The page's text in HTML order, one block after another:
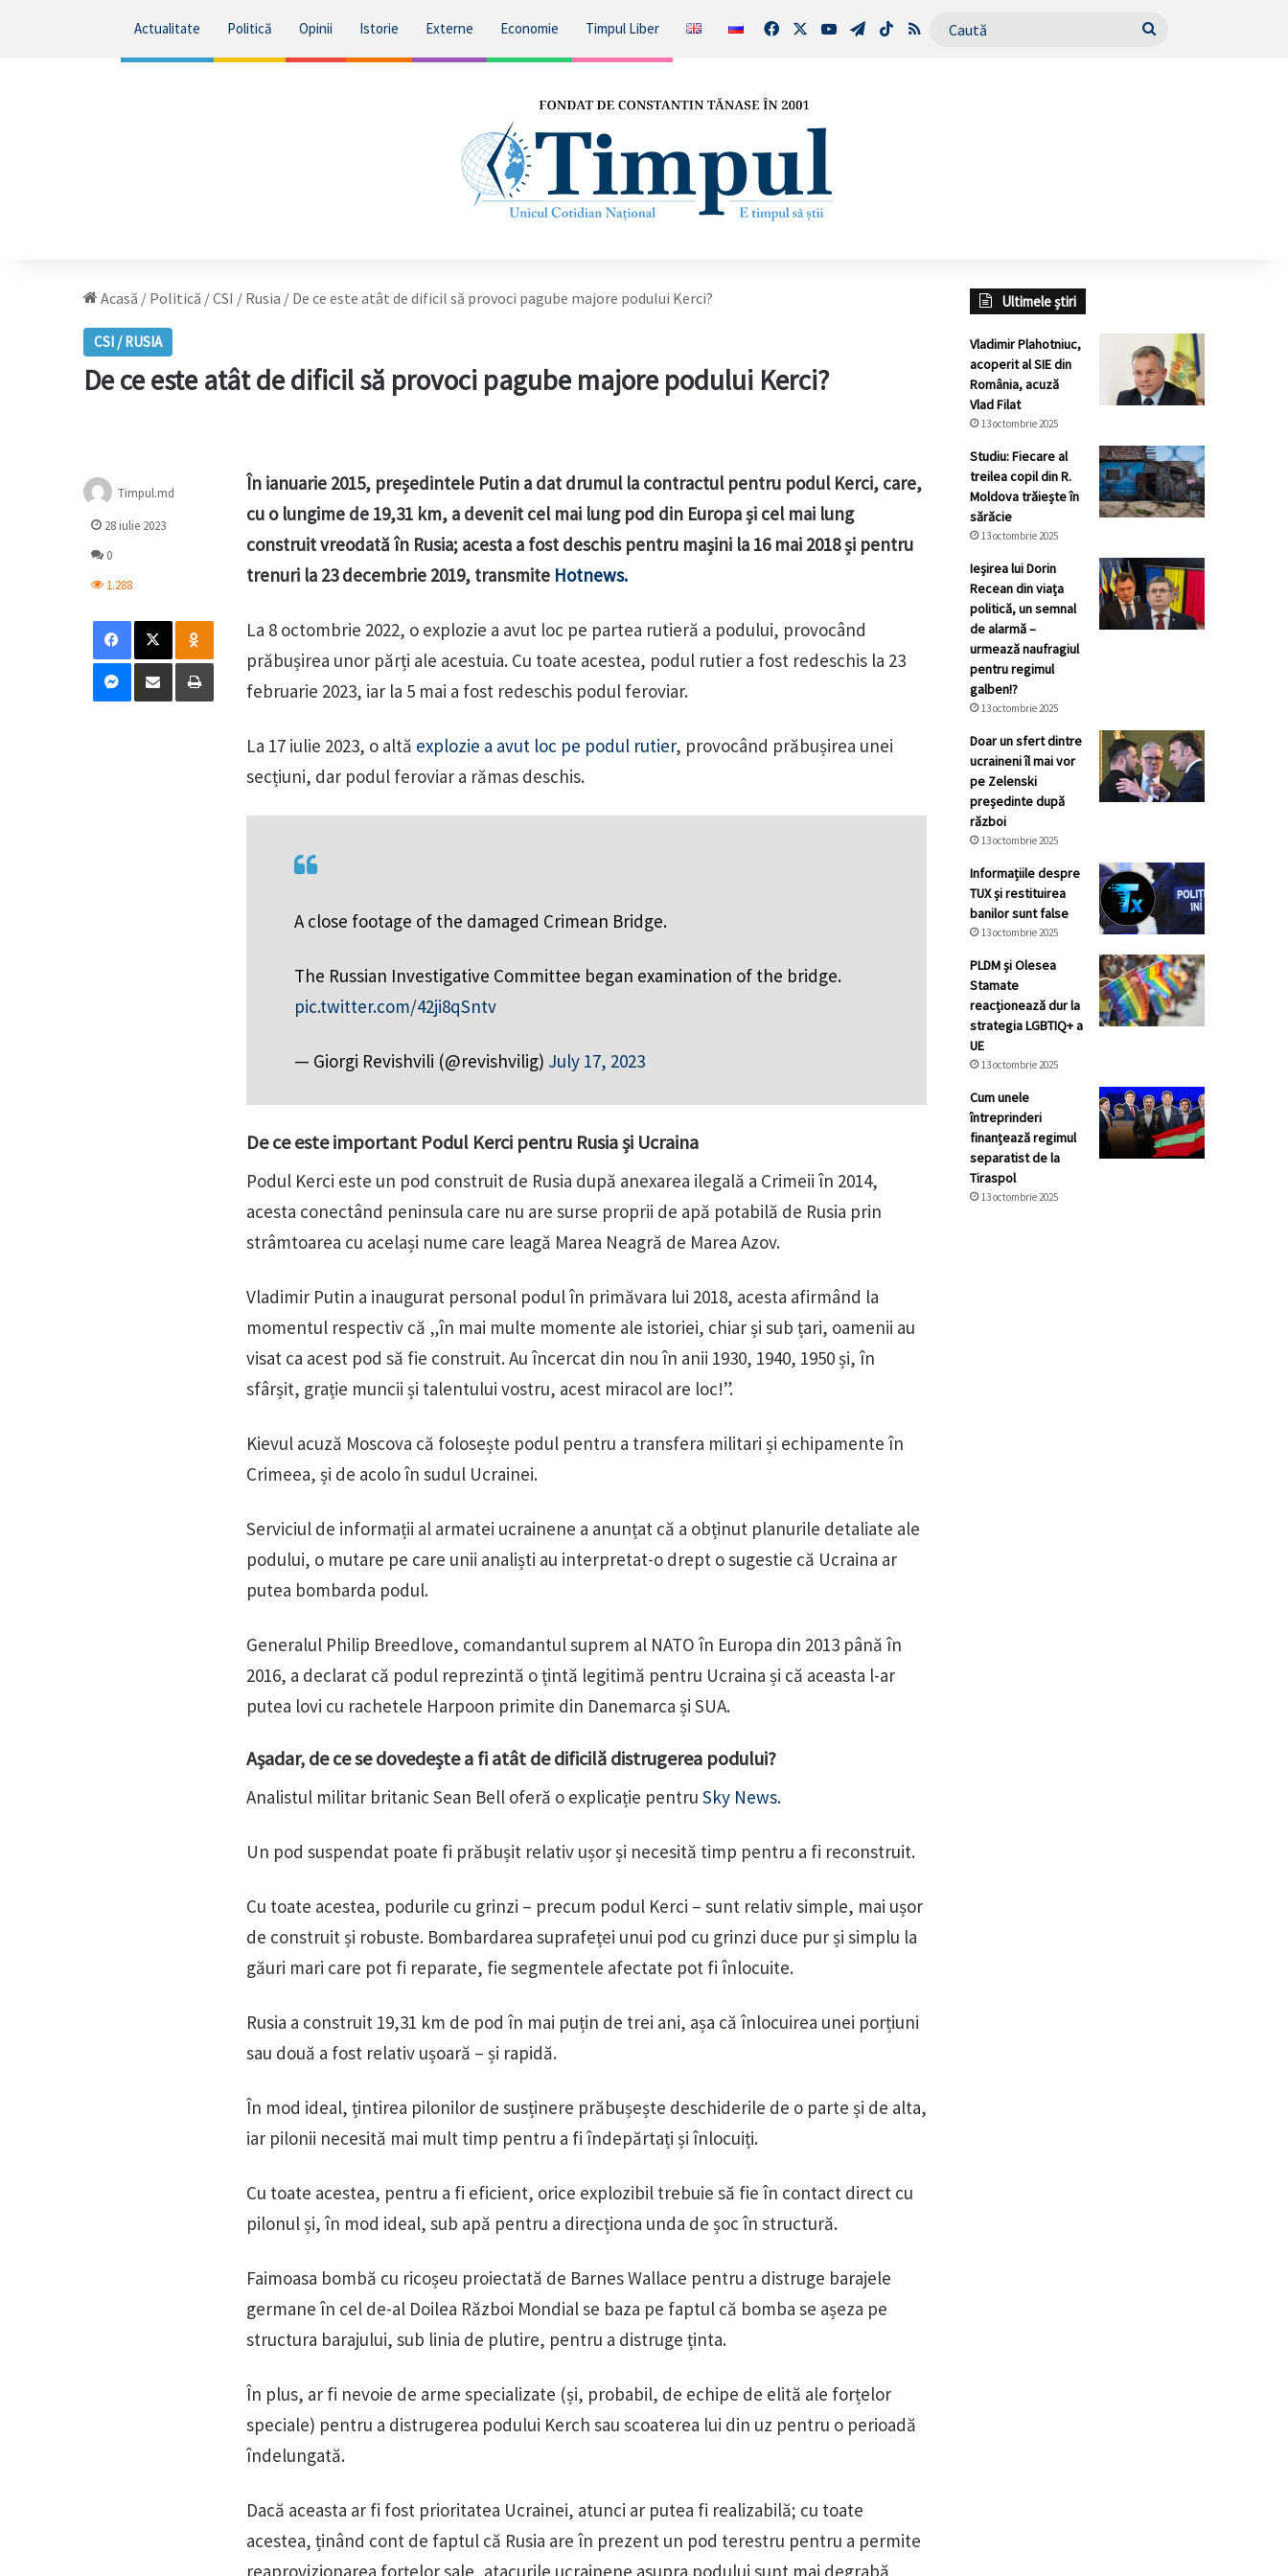
Actualitate Politică Opinii Istorie Externe Economie Timpul Liber FacebookYouTubeTelegram
TikTokRSS Caută
Acasă / Politică /CSI / Rusia / De ce este atât de dificil să provoci pagube majore podului Kerci?
CSI / RUSIA
De ce este atât de dificil să provoci pagube majore podului Kerci?
În ianuarie 2015, președintele Putin a dat drumul la contractul pentru podul Kerci, care,
cu o lungime de 19,31 km, a devenit cel mai lung pod din Europa și cel mai lung
construit vreodată în Rusia; acesta a fost deschis pentru mașini la 16 mai 2018 și pentru
trenuri la 23 decembrie 2019, transmite Hotnews.
La 8 octombrie 2022, o explozie a avut loc pe partea rutieră a podului, provocând
prăbușirea unor părți ale acestuia. Cu toate acestea, podul rutier a fost redeschis la 23
februarie 2023, iar la 5 mai a fost redeschis podul feroviar.
La 17 iulie 2023, o altă explozie a avut loc pe podul rutier, provocând prăbușirea unei
secțiuni, dar podul feroviar a rămas deschis.
A close footage of the damaged Crimean Bridge.
The Russian Investigative Committee began examination of the bridge.
pic.twitter.com/42ji8qSntv
— Giorgi Revishvili (@revishvilig) July 17, 2023
De ce este important Podul Kerci pentru Rusia și Ucraina
Podul Kerci este un pod construit de Rusia după anexarea ilegală a Crimeii în 2014,
acesta conectând peninsula care nu are surse proprii de apă potabilă de Rusia prin
strâmtoarea cu același nume care leagă Marea Neagră de Marea Azov.
Vladimir Putin a inaugurat personal podul în primăvara lui 2018, acesta afirmând la
momentul respectiv că „în mai multe momente ale istoriei, chiar și sub țari, oamenii au
visat ca acest pod să fie construit. Au încercat din nou în anii 1930, 1940, 1950 și, în
sfârșit, grație muncii și talentului vostru, acest miracol are loc!”.
Kievul acuză Moscova că folosește podul pentru a transfera militari și echipamente în
Crimeea, și de acolo în sudul Ucrainei.
Serviciul de informații al armatei ucrainene a anunțat că a obținut planurile detaliate ale
podului, o mutare pe care unii analiști au interpretat-o drept o sugestie că Ucraina ar
putea bombarda podul.
Generalul Philip Breedlove, comandantul suprem al NATO în Europa din 2013 până în
2016, a declarat că podul reprezintă o țintă legitimă pentru Ucraina și că aceasta l-ar
putea lovi cu rachetele Harpoon primite din Danemarca și SUA.
Așadar, de ce se dovedește a fi atât de dificilă distrugerea podului?
Analistul militar britanic Sean Bell oferă o explicație pentru Sky News.
Un pod suspendat poate fi prăbușit relativ ușor și necesită timp pentru a fi reconstruit.
Cu toate acestea, podurile cu grinzi – precum podul Kerci – sunt relativ simple, mai ușor
de construit și robuste. Bombardarea suprafeței unui pod cu grinzi duce pur și simplu la
găuri mari care pot fi reparate, fie segmentele afectate pot fi înlocuite.
Rusia a construit 19,31 km de pod în mai puțin de trei ani, așa că înlocuirea unei porțiuni
sau două a fost relativ ușoară – și rapidă.
În mod ideal, țintirea pilonilor de susținere prăbușește deschiderile de o parte și de alta,
iar pilonii necesită mai mult timp pentru a fi îndepărtați și înlocuiți.
Cu toate acestea, pentru a fi eficient, orice explozibil trebuie să fie în contact direct cu
pilonul și, în mod ideal, sub apă pentru a direcționa unda de șoc în structură.
Faimoasa bombă cu ricoșeu proiectată de Barnes Wallace pentru a distruge barajele
germane în cel de-al Doilea Război Mondial se baza pe faptul că bomba se așeza pe
structura barajului, sub linia de plutire, pentru a distruge ținta.
În plus, ar fi nevoie de arme specializate (și, probabil, de echipe de elită ale forțelor
speciale) pentru a distrugerea podului Kerch sau scoaterea lui din uz pentru o perioadă
îndelungată.
Dacă aceasta ar fi fost prioritatea Ucrainei, atunci ar putea fi realizabilă; cu toate
acestea, ținând cont de faptul că Rusia are în prezent un pod terestru pentru a permite
reaprovizionarea forțelor sale, atacurile ucrainene asupra podului sunt mai degrabă
Timpul.md
28 iulie 2023
0
1.288
Facebook
X Odnoklassniki
Messenger
Distribuie prin mail Tipărește
Ultimele știri
Vladimir Plahotniuc,
acoperit al SIE din
România, acuză
Vlad Filat
13 octombrie 2025
Studiu: Fiecare al
treilea copil din R.
Moldova trăiește în
sărăcie
13 octombrie 2025
Ieșirea lui Dorin
Recean din viața
politică, un semnal
de alarmă –
urmează naufragiul
pentru regimul
galben!?
13 octombrie 2025
Doar un sfert dintre
ucraineni îl mai vor
pe Zelenski
președinte după
război
13 octombrie 2025
Informațiile despre
TUX și restituirea
banilor sunt false
13 octombrie 2025
PLDM și Olesea
Stamate
reacționează dur la
strategia LGBTIQ+ a
UE
13 octombrie 2025
Cum unele
întreprinderi
finanțează regimul
separatist de la
Tiraspol
13 octombrie 2025